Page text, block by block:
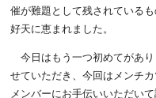
催が難題として残されている
好天に恵まれました。
今日はもう一つ初めてがあ
せていただき、今回はメンチ
メンバーにお手伝いいただい